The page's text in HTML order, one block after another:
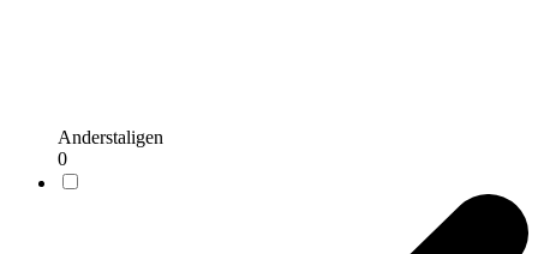
Anderstaligen
0